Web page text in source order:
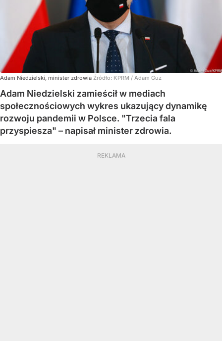
Adam Niedzielski, minister zdrowia Źródło: KPRM / Adam Guz
Adam Niedzielski zamieścił w mediach
społecznościowych wykres ukazujący dynamikę
rozwoju pandemii w Polsce. "Trzecia fala
przyspiesza" – napisał minister zdrowia.